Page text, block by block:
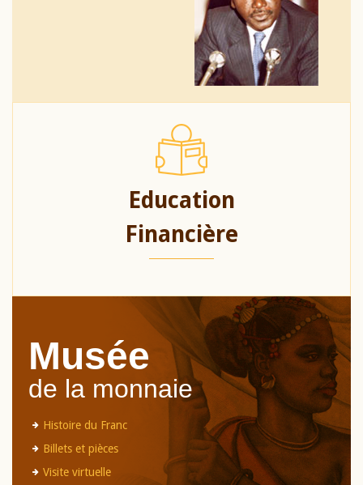
Education
Financière
Musée
de la monnaie
Histoire du Franc
Billets et pièces
Visite virtuelle